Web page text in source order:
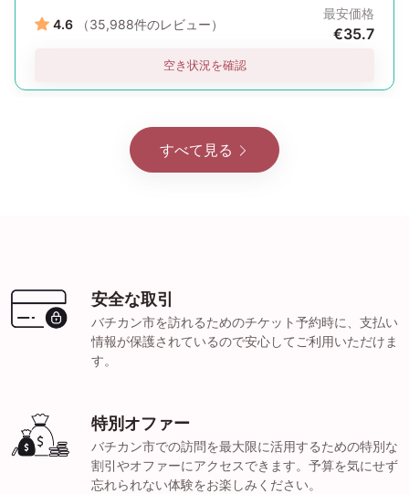
4.6 （35,988件のレビュー）
最安価格
€35.7
空き状況を確認
すべて見る
安全な取引
バチカン市を訪れるためのチケット予約時に、支払い
情報が保護されているので安心してご利用いただけま
す。
特別オファー
バチカン市での訪問を最大限に活用するための特別な
割引やオファーにアクセスできます。予算を気にせず
忘れられない体験をお楽しみください。